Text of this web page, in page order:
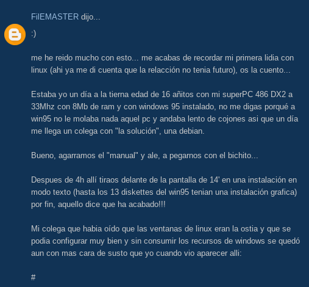
FilEMASTER dijo...
:)
me he reido mucho con esto... me acabas de recordar mi primera lidia con
linux (ahi ya me di cuenta que la relacción no tenia futuro), os la cuento...
Estaba yo un día a la tierna edad de 16 añitos con mi superPC 486 DX2 a
33Mhz con 8Mb de ram y con windows 95 instalado, no me digas porqué a
win95 no le molaba nada aquel pc y andaba lento de cojones asi que un día
me llega un colega con "la solución", una debian.
Bueno, agarramos el "manual" y ale, a pegarnos con el bichito...
Despues de 4h allí tiraos delante de la pantalla de 14' en una instalación en
modo texto (hasta los 13 diskettes del win95 tenian una instalación grafica)
por fin, aquello dice que ha acabado!!!
Mi colega que habia oído que las ventanas de linux eran la ostia y que se
podia configurar muy bien y sin consumir los recursos de windows se quedó
aun con mas cara de susto que yo cuando vio aparecer alli:
#